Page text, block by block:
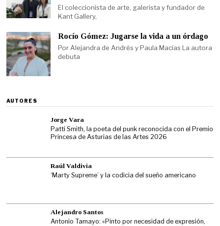
El coleccionista de arte, galerista y fundador de
Kant Gallery,
Rocío Gómez: Jugarse la vida a un órdago
Por Alejandra de Andrés y Paula Macías La autora
debuta
AUTORES
Jorge Vara
Patti Smith, la poeta del punk reconocida con el Premio
Princesa de Asturias de las Artes 2026
Raúl Valdivia
‘Marty Supreme’ y la codicia del sueño americano
Alejandro Santos
Antonio Tamayo: «Pinto por necesidad de expresión,